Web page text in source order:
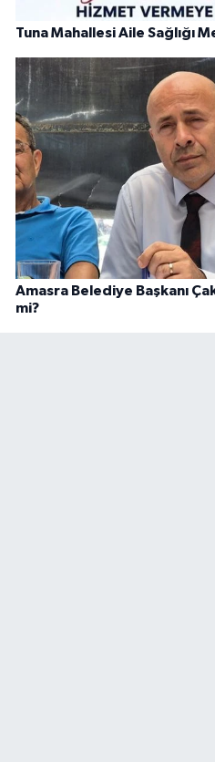
Tuna Mahallesi Aile Sağlığı
Amasra Belediye Başkanı
mi?